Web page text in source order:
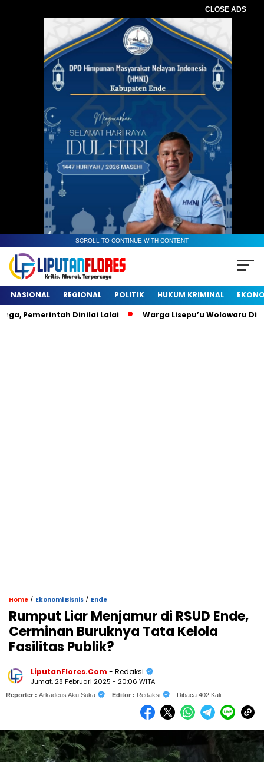
CLOSE ADS
SCROLL TO CONTINUE WITH CONTENT
NASIONAL REGIONAL POLITIK HUKUM KRIMINAL
Pemerintah Dinilai Lalai
Warga Lisepu’u Wolowaru
Home / Ekonomi Bisnis / Ende
Rumput Liar Menjamur di RSUD Ende,
Cerminan Buruknya Tata Kelola
Fasilitas Publik?
LiputanFlores.Com - Redaksi
Jumat, 28 Februari 2025 - 20:06 WITA
Reporter : Arkadeus Aku Suka Editor : Redaksi Dibaca 402 Kali